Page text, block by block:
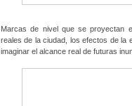
Marcas de nivel que se proyectan
reales de la ciudad, los efectos de la
imaginar el alcance real de futuras